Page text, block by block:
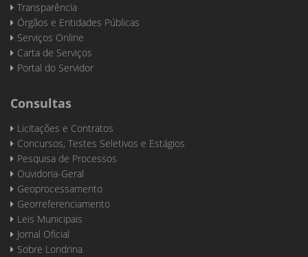
Transparência
Órgãos e Entidades Públicas
Serviços Online
Carta de Serviços
Portal do Servidor
Consultas
Licitações e Contratos
Concursos, Testes Seletivos e Estágios
Pesquisa de Processos
Ouvidoria-Geral
Geoprocessamento
Georreferenciamento
Leis Municipais
Jornal Oficial
Sobre Londrina